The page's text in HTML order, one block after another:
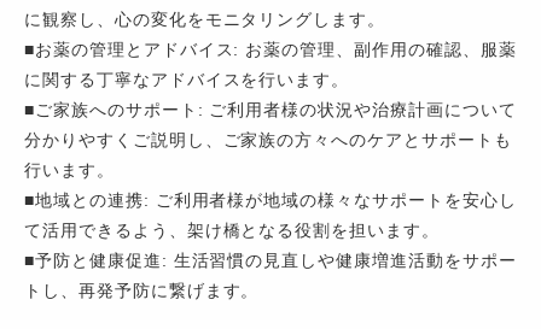
に観察し、心の変化をモニタリングします。
■お薬の管理とアドバイス: お薬の管理、副作用の確認、服薬
に関する丁寧なアドバイスを行います。
■ご家族へのサポート: ご利用者様の状況や治療計画について
分かりやすくご説明し、ご家族の方々へのケアとサポートも
行います。
■地域との連携: ご利用者様が地域の様々なサポートを安心し
て活用できるよう、架け橋となる役割を担います。
■予防と健康促進: 生活習慣の見直しや健康増進活動をサポー
トし、再発予防に繋げます。